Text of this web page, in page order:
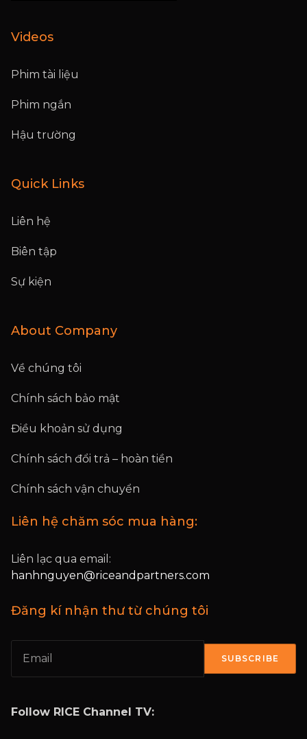
Videos
Phim tài liệu
Phim ngắn
Hậu trường
Quick Links
Liên hệ
Biên tập
Sự kiện
About Company
Về chúng tôi
Chính sách bảo mật
Điều khoản sử dụng
Chính sách đổi trả – hoàn tiền
Chính sách vận chuyển
Liên hệ chăm sóc mua hàng:
Liên lạc qua email:
hanhnguyen@riceandpartners.com
Đăng kí nhận thư từ chúng tôi
SUBSCRIBE
Follow RICE Channel TV: